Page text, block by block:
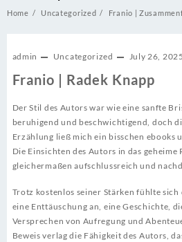
Home Uncategorized Franio |
admin Uncategorized July 26, 2025
Franio | Radek Knapp
Der Stil des Autors war wie eine sanfte
beruhigend und beschwichtigend, doch
Erzählung ließ mich ein bisschen ebooks
Die Einsichten des Autors in das
gleichermaßen aufschlussreich und
Trotz kostenlos seiner Stärken fühlte
eine Enttäuschung an, eine Geschichte,
Versprechen von Aufregung und
Beweis verlag die Fähigkeit des Autors,